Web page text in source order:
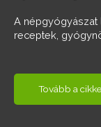
A
receptek,
Tovább a